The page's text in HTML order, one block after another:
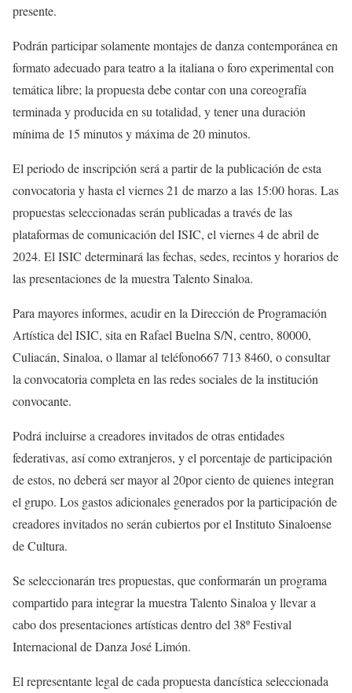
presente.
Podrán participar solamente montajes de danza contemporánea en
formato adecuado para teatro a la italiana o foroexperimental con
temática libre; la propuesta debe contar con una coreografía
terminada y producida en su totalidad, ytener una duración
mínima de 15 minutos y máxima de 20 minutos.
El periodo de inscripción será a partir de la publicación de esta
convocatoria y hasta el viernes 21 de marzo a las 15:00 horas. Las
propuestas seleccionadas serán publicadas a través de las
plataformas de comunicación del ISIC, el viernes 4 de abril de
2024. El ISIC determinará las fechas, sedes, recintos y horarios de
las presentaciones de la muestra Talento Sinaloa.
Para mayores informes, acudir en la Dirección de Programación
Artística del ISIC, sita en Rafael Buelna S/N, centro, 80000,
Culiacán, Sinaloa, o llamar al teléfono667 713 8460, o consultar
la convocatoria completa en las redes sociales de la institución
convocante.
Podrá incluirsea creadores invitados de otras entidades
federativas, así como extranjeros, y el porcentaje de participación
de estos, no deberá ser mayor al 20por cientodequienes integran
el grupo. Los gastos adicionales generados por la participación de
creadores invitados no serán cubiertos por el Instituto Sinaloense
de Cultura.
Se seleccionarán tres propuestas, que conformarán un programa
compartido para integrarla muestra Talento Sinaloa y llevar a
cabo dos presentaciones artísticas dentro del 38ºFestival
Internacional de Danza José Limón.
El representante legal de cada propuesta dancística seleccionada